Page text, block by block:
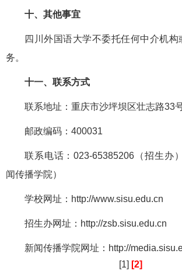
十、其他事宜
四川外国语大学不委托任何中介机
务。
十一、联系方式
联系地址：重庆市沙坪坝区壮志路33
邮政编码：400031
联系电话：023-65385206（招生办
闻传播学院）
学校网址：http://www.sisu.edu.cn
招生办网址：http://zsb.sisu.edu.cn
新闻传播学院网址：http://
[1] [2]